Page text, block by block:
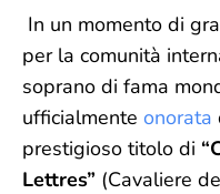
In un momento di
per la comunità
soprano di fama
ufficialmente onorata
prestigioso titolo di
Lettres” (Cavaliere